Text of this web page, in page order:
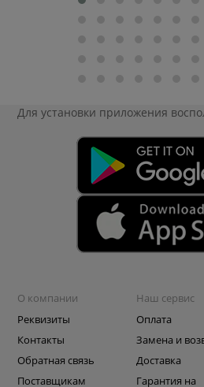
Для установки приложения
О компании
Реквизиты
Контакты
Обратная связь
Поставщикам
Наш сервис
Оплата
Замена и
Доставка
Гарантия на